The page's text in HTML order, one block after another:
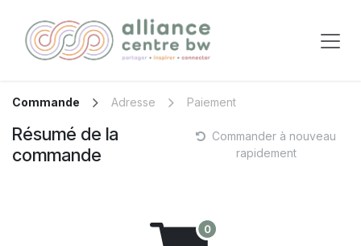
Commande Adresse Paiement
Résumé de la
commande
Commander à nouveau
rapidement